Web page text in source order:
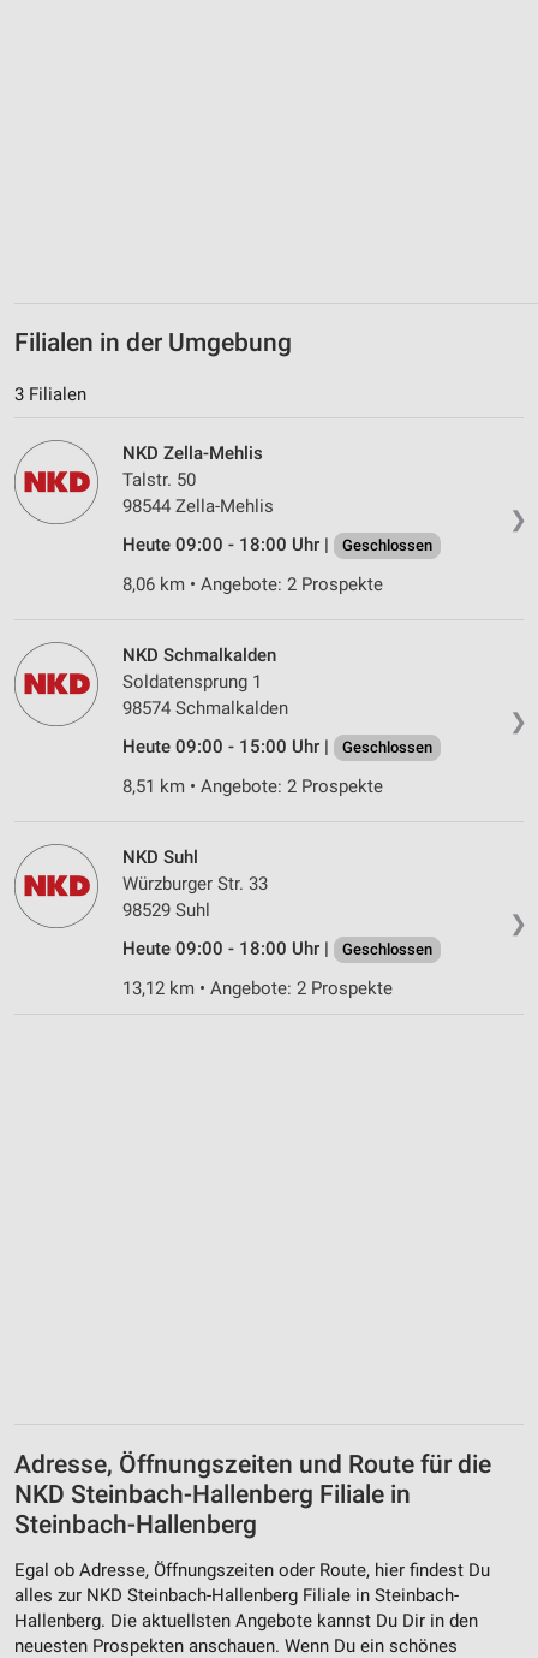
Filialen in der Umgebung
3 Filialen
❯
NKD Zella-Mehlis
Talstr. 50
98544 Zella-Mehlis
Heute 09:00 - 18:00 Uhr |
Geschlossen
8,06 km • Angebote: 2 Prospekte
❯
NKD Schmalkalden
Soldatensprung 1
98574 Schmalkalden
Heute 09:00 - 15:00 Uhr |
Geschlossen
8,51 km • Angebote: 2 Prospekte
❯
NKD Suhl
Würzburger Str. 33
98529 Suhl
Heute 09:00 - 18:00 Uhr |
Geschlossen
13,12 km • Angebote: 2 Prospekte
Adresse, Öffnungszeiten und Route für die
NKD Steinbach-Hallenberg Filiale in
Steinbach-Hallenberg
Egal ob Adresse, Öffnungszeiten oder Route, hier findest Du
alles zur NKD Steinbach-Hallenberg Filiale in Steinbach-
Hallenberg. Die aktuellsten Angebote kannst Du Dir in den
neuesten Prospekten anschauen. Wenn Du ein schönes
Verwendung reduzierter Daten zur Auswahl von
Verwendung genauer Standortdaten
Geräte anhand von aktiv angeforderten
Informationen identifizieren
Performance
Funktional